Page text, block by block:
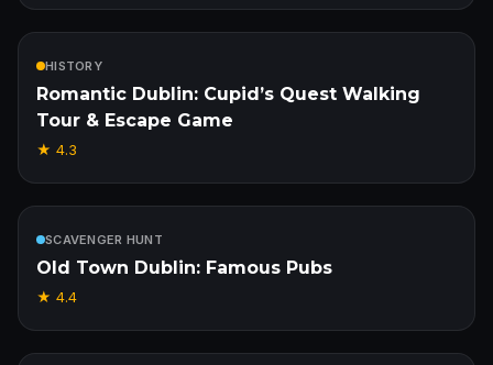
HISTORY
Romantic Dublin: Cupid’s Quest Walking
Tour & Escape Game
★ 4.3
SCAVENGER HUNT
Old Town Dublin: Famous Pubs
★ 4.4